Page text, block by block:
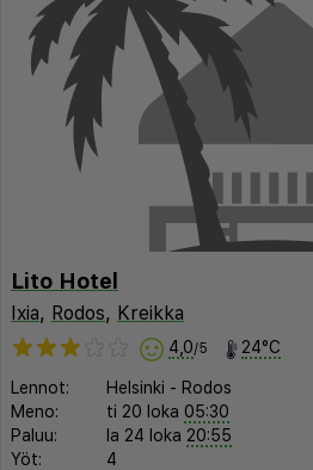
Lito Hotel
Ixia, Rodos, Kreikka
4,0/5 24°C
Lennot: Helsinki - Rodos
Meno:
ti 20 loka 05:30
Paluu:
la 24 loka 20:55
Yöt:
4